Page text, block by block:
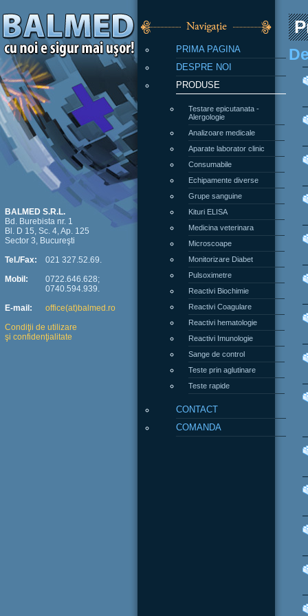
PRIMA PAGINA
DESPRE NOI
PRODUSE
Testare epicutanata -
Alergologie
Analizoare medicale
Aparate laborator clinic
Consumabile
Echipamente diverse
Grupe sanguine
Kituri ELISA
Medicina veterinara
Microscoape
Monitorizare Diabet
Pulsoximetre
Reactivi Biochimie
Reactivi Coagulare
Reactivi hematologie
Reactivi Imunologie
Sange de control
Teste prin aglutinare
Teste rapide
CONTACT
COMANDA
BALMED S.R.L.
Bd. Burebista nr. 1
Bl. D 15, Sc. 4, Ap. 125
Sector 3, Bucureşti
Tel./Fax:
Mobil:
E-mail:
021 327.52.69.
0722.646.628;
0740.594.939.
office(at)balmed.ro
Condiţii de utilizare
şi confidenţialitate